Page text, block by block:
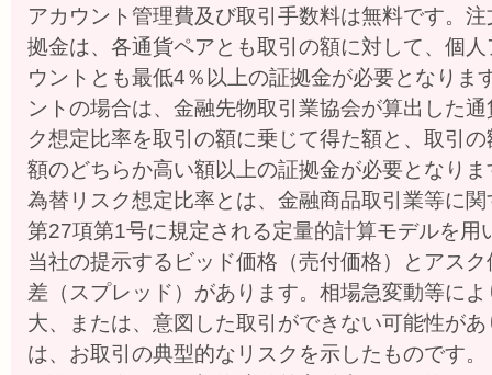
アカウント管理費及び取引手数料は無料です。
拠金は、各通貨ペアとも取引の額に対して、個
ウントとも最低4％以上の証拠金が必要となりま
ントの場合は、金融先物取引業協会が算出した
ク想定比率を取引の額に乗じて得た額と、取引
額のどちらか高い額以上の証拠金が必要となりま
為替リスク想定比率とは、金融商品取引業等に
第27項第1号に規定される定量的計算モデルを用
当社の提示するビッド価格（売付価格）とアス
差（スプレッド）があります。相場急変動等に
大、または、意図した取引ができない可能性が
は、お取引の典型的なリスクを示したものです。